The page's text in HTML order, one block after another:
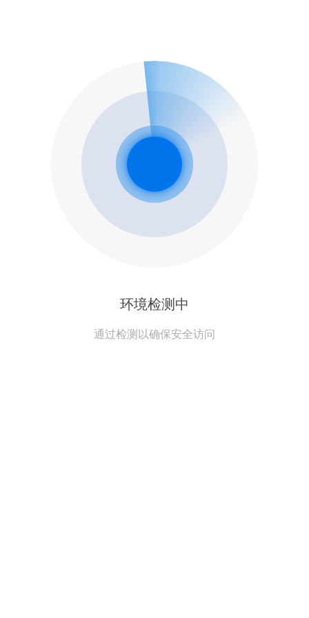
环境检测中
通过检测以确保安全访问